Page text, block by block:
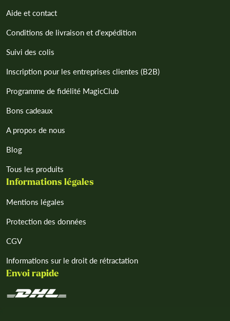
Aide et contact
Conditions de livraison et d'expédition
Suivi des colis
Inscription pour les entreprises clientes (B2B)
Programme de fidélité MagicClub
Bons cadeaux
A propos de nous
Blog
Tous les produits
Informations légales
Mentions légales
Protection des données
CGV
Informations sur le droit de rétractation
Envoi rapide